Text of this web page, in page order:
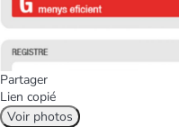
Partager
Lien copié
Voir photos